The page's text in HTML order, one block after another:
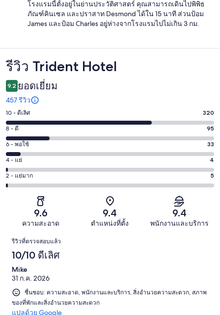
โรงแรมนี้ตั้งอยู่ในย่านประวัติศาสตร์ คุณสามารถเดินไปพิพิธ
ภัณฑ์คินเซล และปราสาท Desmond ได้ใน 15 นาที ส่วนป้อม
James และป้อม Charles อยู่ห่างจากโรงแรมไปไม่เกิน 3 กม.
รีวิว
รีวิว Trident Hotel
9.2 ยอดเยี่ยม
457 รีวิว
คะแนน
10
-
ดี
เลิศ
320
จาก
10 - ดีเลิศ 320
คะแนน
8
-
ดี
95
จาก
8 - ดี 95
คะแนน
6
-
พอใช้
33
6 - พอใช้ 33
คะแนน
4
-
รีวิว
4 - แย่ 4
คะแนน
2
จาก
457
รีวิว
2 - แย่มาก 5
9.6
ความสะอาด
9.4
ตำแหน่งที่ตั้ง
9.4
พนักงานและบริการ
รีวิว
รีวิวที่ตรวจสอบแล้ว
10/10 ดีเลิศ
Mike
31 ก.ค. 2026
ชื่นชอบ: ความสะอาด, พนักงานและบริการ, สิ่งอำนวยความสะดวก, สภาพ
ของที่พักและสิ่งอำนวยความสะดวก
แปลด้วย Google